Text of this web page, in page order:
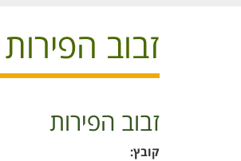
זבוב הפירות
זבוב הפירות
קובץ